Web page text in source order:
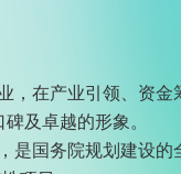
，在产业引领、资
及卓越的形象。
是国务院规划建设